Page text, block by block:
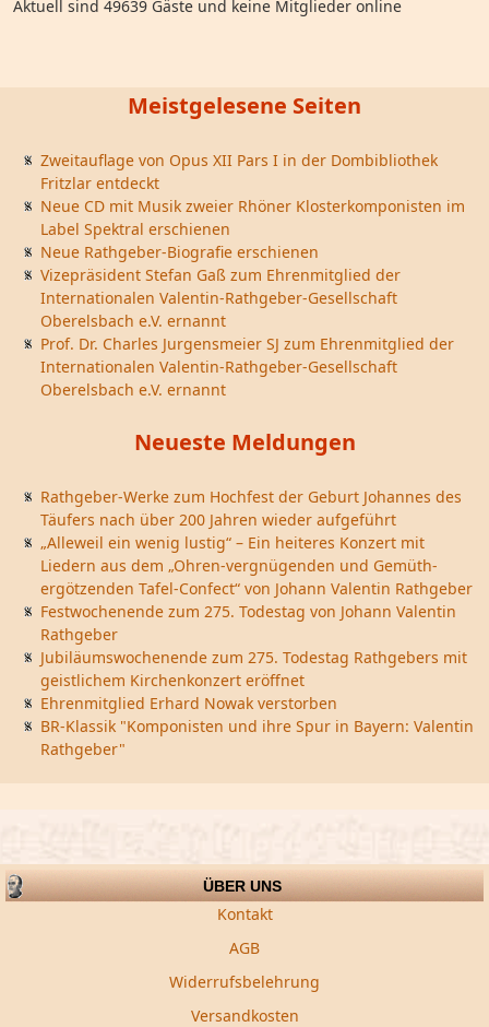
Aktuell sind 49639 Gäste und keine Mitglieder online
Meistgelesene Seiten
Zweitauflage von Opus XII Pars I in der Dombibliothek
Fritzlar entdeckt
Neue CD mit Musik zweier Rhöner Klosterkomponisten im
Label Spektral erschienen
Neue Rathgeber-Biografie erschienen
Vizepräsident Stefan Gaß zum Ehrenmitglied der
Internationalen Valentin-Rathgeber-Gesellschaft
Oberelsbach e.V. ernannt
Prof. Dr. Charles Jurgensmeier SJ zum Ehrenmitglied der
Internationalen Valentin-Rathgeber-Gesellschaft
Oberelsbach e.V. ernannt
Neueste Meldungen
Rathgeber-Werke zum Hochfest der Geburt Johannes des
Täufers nach über 200 Jahren wieder aufgeführt
„Alleweil ein wenig lustig“ – Ein heiteres Konzert mit
Liedern aus dem „Ohren-vergnügenden und Gemüth-
ergötzenden Tafel-Confect“ von Johann Valentin Rathgeber
Festwochenende zum 275. Todestag von Johann Valentin
Rathgeber
Jubiläumswochenende zum 275. Todestag Rathgebers mit
geistlichem Kirchenkonzert eröffnet
Ehrenmitglied Erhard Nowak verstorben
BR-Klassik "Komponisten und ihre Spur in Bayern: Valentin
Rathgeber"
ÜBER UNS
Kontakt
AGB
Widerrufsbelehrung
Versandkosten